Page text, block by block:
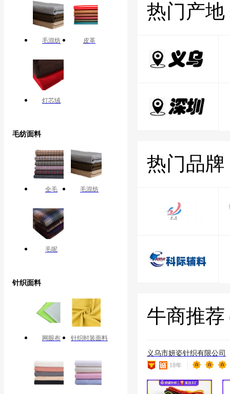
毛混纺 皮革
灯芯绒
毛纺面料
全毛 毛混纺
毛呢
针织面料
网眼布 针织时装面料
热门产地
热门品牌
牛商推荐
义乌市妍姿针织有限公司
18年